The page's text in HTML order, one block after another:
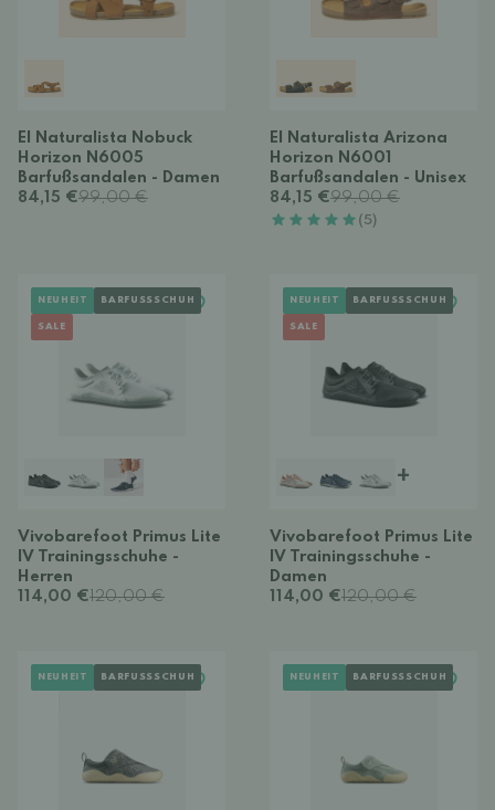
El Naturalista Nobuck
Horizon N6005
Barfußsandalen - Damen
84,15 €99,00 €
El Naturalista Arizona
Horizon N6001
Barfußsandalen - Unisex
84,15 €99,00 €
(5)
NEUHEIT BARFUSSSCHUH
SALE
Vivobarefoot Primus Lite
IV Trainingsschuhe -
Herren
114,00 €120,00 €
+
NEUHEIT BARFUSSSCHUH
SALE
Vivobarefoot Primus Lite
IV Trainingsschuhe -
Damen
114,00 €120,00 €
NEUHEIT BARFUSSSCHUH NEUHEIT BARFUSSSCHUH